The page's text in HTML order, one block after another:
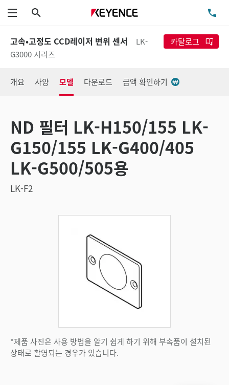
메뉴
고속•고정도 CCD레이저 변위 센서
LK-
G3000 시리즈
카탈로그
개요 사양 모델 다운로드 금액 확인하기
ND 필터 LK-H150/155 LK-
G150/155 LK-G400/405
LK-G500/505용
LK-F2
*제품 사진은 사용 방법을 알기 쉽게 하기 위해 부속품이 설치된
상태로 촬영되는 경우가 있습니다.